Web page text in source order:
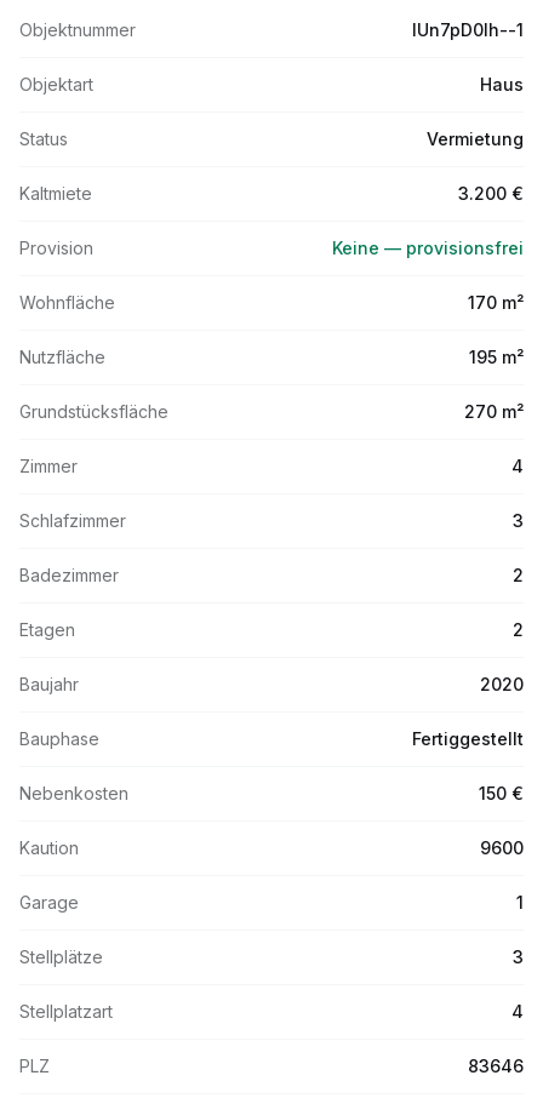
Objektnummer lUn7pD0lh--1
Objektart Haus
Status Vermietung
Kaltmiete 3.200 €
Provision Keine — provisionsfrei
Wohnfläche 170 m²
Nutzfläche 195 m²
Grundstücksfläche 270 m²
Zimmer 4
Schlafzimmer 3
Badezimmer 2
Etagen 2
Baujahr 2020
Bauphase Fertiggestellt
Nebenkosten 150 €
Kaution 9600
Garage 1
Stellplätze 3
Stellplatzart 4
PLZ 83646